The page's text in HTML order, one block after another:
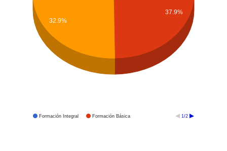
Formación Integral Formación Básica 1/2
37.9%
32.9%